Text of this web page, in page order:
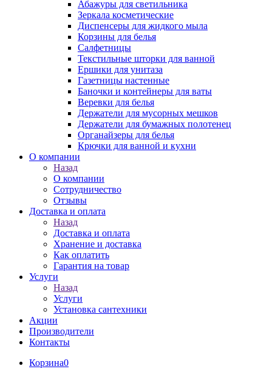
Абажуры для светильника
Зеркала косметические
Диспенсеры для жидкого мыла
Корзины для белья
Салфетницы
Текстильные шторки для ванной
Ершики для унитаза
Газетницы настенные
Баночки и контейнеры для ваты
Веревки для белья
Держатели для мусорных мешков
Держатели для бумажных полотенец
Органайзеры для белья
Крючки для ванной и кухни
О компании
Назад
О компании
Сотрудничество
Отзывы
Доставка и оплата
Назад
Доставка и оплата
Хранение и доставка
Как оплатить
Гарантия на товар
Услуги
Назад
Услуги
Установка сантехники
Акции
Производители
Контакты
Корзина0